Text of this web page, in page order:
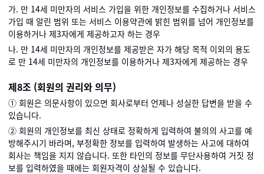
가. 만 14세 미만자의 서비스 가입을 위한 개인정보를 수집하거나 서비스
가입 때 알린 범위 또는 서비스 이용약관에 밝힌 범위를 넘어 개인정보를
이용하거나 제3자에게 제공하고자 하는 경우
나. 만 14세 미만자의 개인정보를 제공받은 자가 해당 목적 이외의 용도
로 만 14세 미만자의 개인정보를 이용하거나 제3자에게 제공하는 경우
제8조 (회원의 권리와 의무)
① 회원은 의문사항이 있으면 회사로부터 언제나 성실한 답변을 받을 수
있습니다.
② 회원의 개인정보를 최신 상태로 정확하게 입력하여 불의의 사고를 예
방해주시기 바라며, 부정확한 정보를 입력하여 발생하는 사고에 대하여
회사는 책임을 지지 않습니다. 또한 타인의 정보를 무단사용하여 거짓 정
보를 입력하였을 때에는 회원자격이 상실될 수 있습니다.